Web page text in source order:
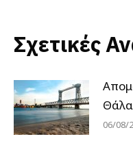
Σχετικές
06/08/